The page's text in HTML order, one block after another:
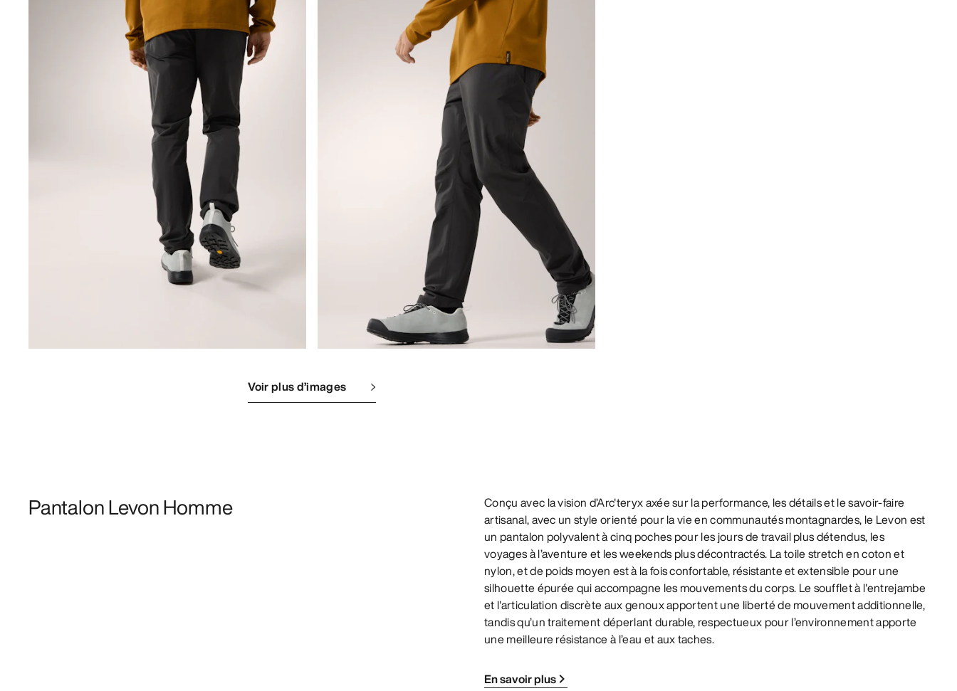
Voir plus d’images
Pantalon Levon Homme
Conçu avec la vision d’Arc'teryx axée sur la performance, les détails et le savoir-faire
artisanal, avec un style orienté pour la vie en communautés montagnardes, le Levon est
un pantalon polyvalent à cinq poches pour les jours de travail plus détendus, les
voyages à l’aventure et les weekends plus décontractés. La toile stretch en coton et
nylon, et de poids moyen est à la fois confortable, résistante et extensible pour une
silhouette épurée qui accompagne les mouvements du corps. Le soufflet à l'entrejambe
et l'articulation discrète aux genoux apportent une liberté de mouvement additionnelle,
tandis qu’un traitement déperlant durable, respectueux pour l’environnement apporte
une meilleure résistance à l’eau et aux taches.
En savoir plus